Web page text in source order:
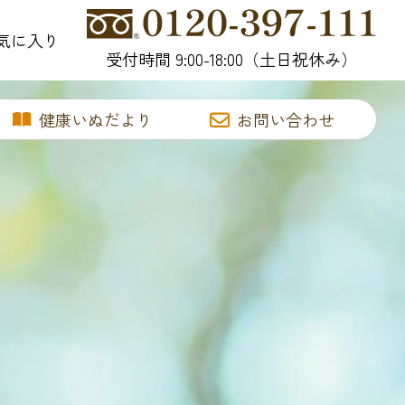
に入り
受付時間 9:00-18:00（土日祝休み）
健康いぬだより お問い合わせ